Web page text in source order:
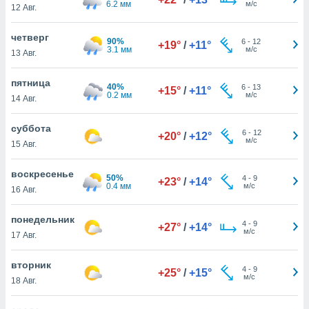
рекламу
нашей
cookie
в
нашего
ВЫ
12 Авг.
6.2 мм
м/с
четверг
13 Авг.
90%
3.1 мм
+19° / +11° 6 - 12
м/с
пятница
14 Авг.
40%
0.2 мм
+15° / +11° 6 - 13
м/с
суббота
15 Авг.
+20° / +12° 6- 12
м/с
воскресенье
16 Авг.
50%
0.4 мм
+23° / +14° 4- 9
м/с
понедельник
17 Авг.
+27° / +14° 4- 9
м/с
вторник
18 Авг.
+25° / +15° 4- 9
м/с